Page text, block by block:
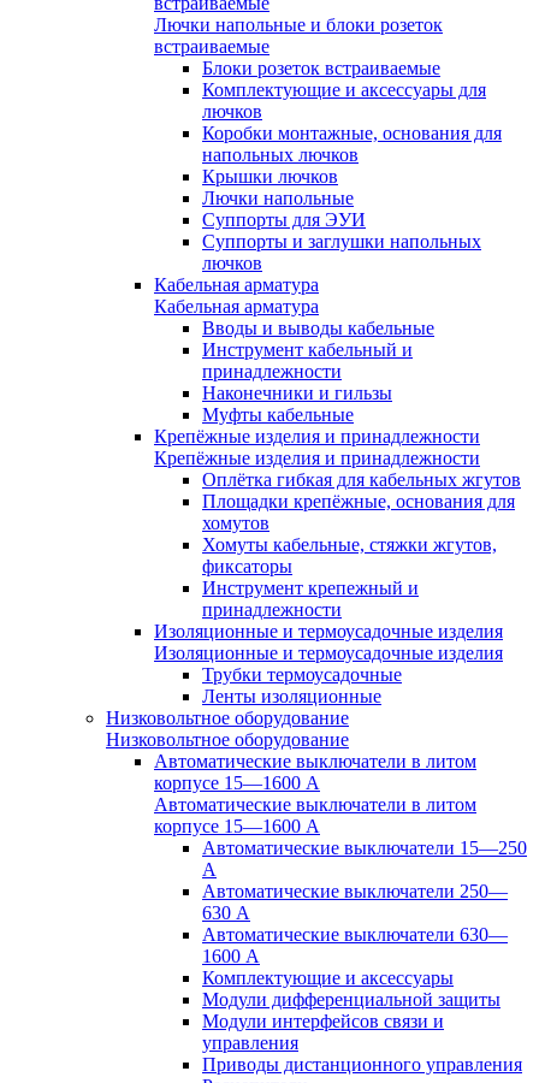
Лючки напольные и блоки розеток
встраиваемые
Блоки розеток встраиваемые
Комплектующие и аксессуары для
лючков
Коробки монтажные, основания для
напольных лючков
Крышки лючков
Лючки напольные
Суппорты для ЭУИ
Суппорты и заглушки напольных
лючков
Кабельная арматура
Кабельная арматура
Вводы и выводы кабельные
Инструмент кабельный и
принадлежности
Наконечники и гильзы
Муфты кабельные
Крепёжные изделия и принадлежности
Крепёжные изделия и принадлежности
Оплётка гибкая для кабельных жгутов
Площадки крепёжные, основания для
хомутов
Хомуты кабельные, стяжки жгутов,
фиксаторы
Инструмент крепежный и
принадлежности
Изоляционные и термоусадочные изделия
Изоляционные и термоусадочные изделия
Трубки термоусадочные
Ленты изоляционные
Низковольтное оборудование
Низковольтное оборудование
Автоматические выключатели в литом
корпусе 15—1600 А
Автоматические выключатели в литом
корпусе 15—1600 А
Автоматические выключатели 15—250
А
Автоматические выключатели 250—
630 А
Автоматические выключатели 630—
1600 А
Комплектующие и аксессуары
Модули дифференциальной защиты
Модули интерфейсов связи и
управления
Приводы дистанционного управления